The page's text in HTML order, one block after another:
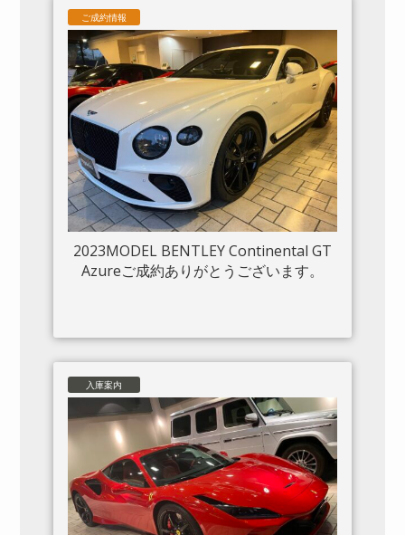
ご成約情報
2023MODEL BENTLEY Continental GT
Azureご成約ありがとうございます。
入庫案内